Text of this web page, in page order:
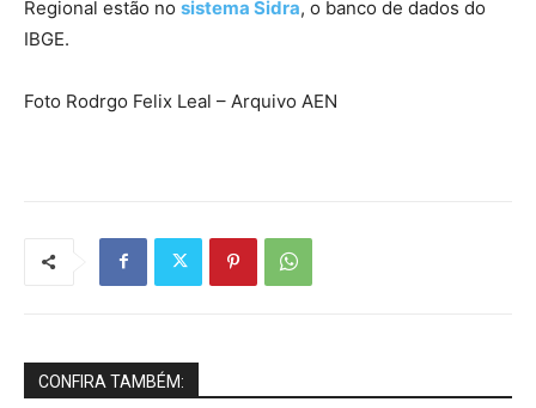
Regional estão no sistema Sidra, o banco de dados do
IBGE.
Foto Rodrgo Felix Leal – Arquivo AEN
CONFIRA TAMBÉM: